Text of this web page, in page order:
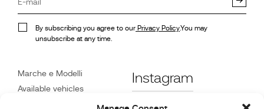
By subscribing you agree to our Privacy Policy.You may
unsubscribe at any time.
Marche e Modelli
Available vehicles
Instagram